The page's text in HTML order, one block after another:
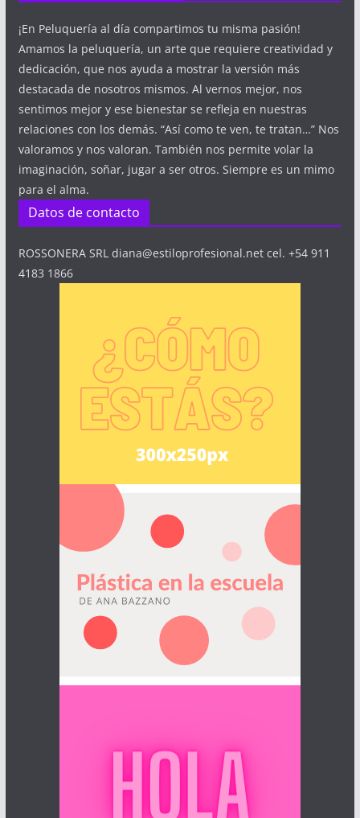
¡En Peluquería al día compartimos tu misma pasión!
Amamos la peluquería, un arte que requiere creatividad y
dedicación, que nos ayuda a mostrar la versión más
destacada de nosotros mismos. Al vernos mejor, nos
sentimos mejor y ese bienestar se refleja en nuestras
relaciones con los demás. “Así como te ven, te tratan…” Nos
valoramos y nos valoran. También nos permite volar la
imaginación, soñar, jugar a ser otros. Siempre es un mimo
para el alma.
Datos de contacto
ROSSONERA SRL diana@estiloprofesional.net cel. +54 911
4183 1866